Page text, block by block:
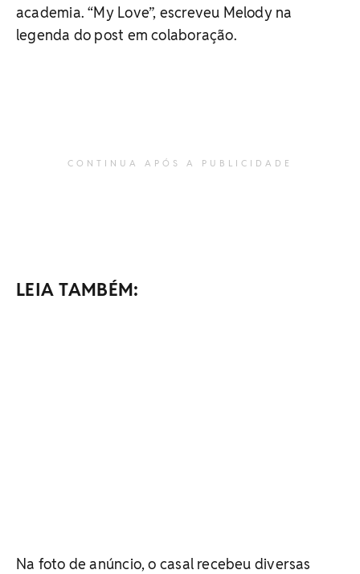
academia. “My Love”, escreveu Melody na
legenda do post em colaboração.
CONTINUA APÓS A PUBLICIDADE
LEIA TAMBÉM:
Na foto de anúncio, o casal recebeu diversas